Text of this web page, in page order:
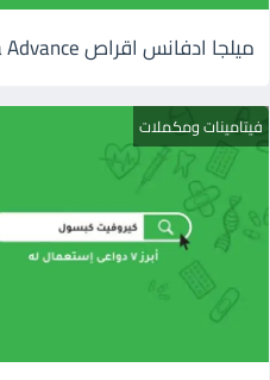
ميلجا ادفانس اقراص Milga Advance : للاعصاب والإكتئاب
فيتامينات ومكملات